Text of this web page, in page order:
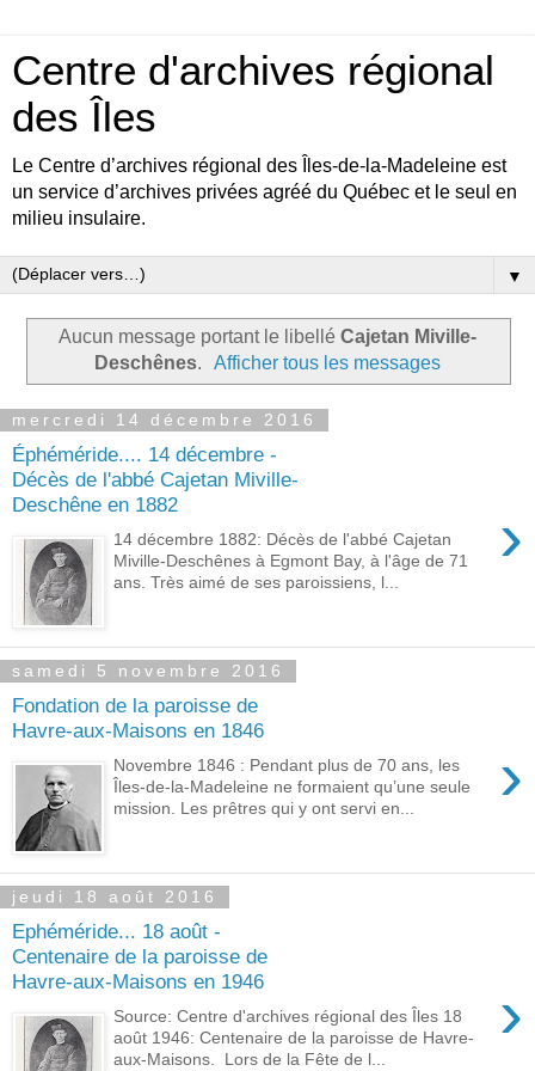
Centre d'archives régional
des Îles
Le Centre d’archives régional des Îles-de-la-Madeleine est
un service d’archives privées agréé du Québec et le seul en
milieu insulaire.
▼
Aucun message portant le libellé Cajetan Miville-
Deschênes. Afficher tous les messages
mercredi 14 décembre 2016
Éphéméride.... 14 décembre -
Décès de l'abbé Cajetan Miville-
Deschêne en 1882
›
14 décembre 1882: Décès de l'abbé Cajetan
Miville-Deschênes à Egmont Bay, à l'âge de 71
ans. Très aimé de ses paroissiens, l...
samedi 5 novembre 2016
Fondation de la paroisse de
Havre-aux-Maisons en 1846
›
Novembre 1846 : Pendant plus de 70 ans, les
Îles-de-la-Madeleine ne formaient qu’une seule
mission. Les prêtres qui y ont servi en...
jeudi 18 août 2016
Ephéméride... 18 août -
Centenaire de la paroisse de
Havre-aux-Maisons en 1946
›
Source: Centre d'archives régional des Îles 18
août 1946: Centenaire de la paroisse de Havre-
aux-Maisons. Lors de la Fête de l...